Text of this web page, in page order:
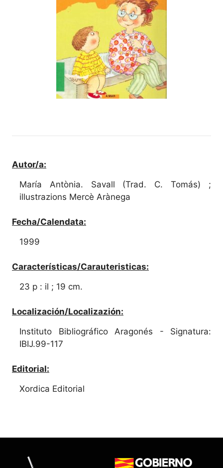
Autor/a:
María Antònia. Savall (Trad. C. Tomás) ;
illustrazions Mercè Arànega
Fecha/Calendata:
1999
Características/Carauteristicas:
23 p : il ; 19 cm.
Localización/Localizazión:
Instituto Bibliográfico Aragonés - Signatura:
IBIJ.99-117
Editorial:
Xordica Editorial